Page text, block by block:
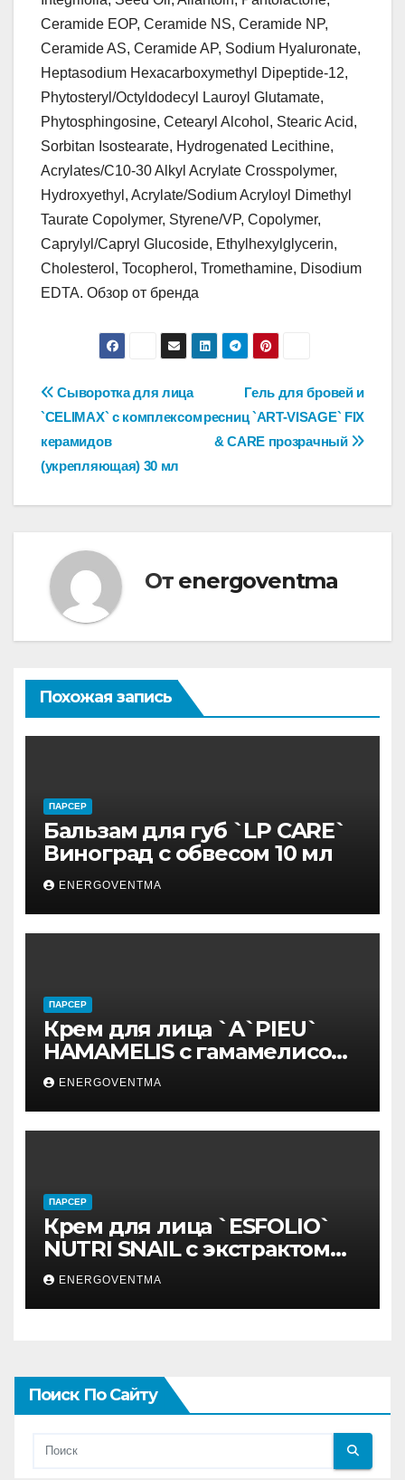
Ceramide EOP, Ceramide NS, Ceramide NP,
Ceramide AS, Ceramide AP, Sodium Hyaluronate,
Heptasodium Hexacarboxymethyl Dipeptide-12,
Phytosteryl/Octyldodecyl Lauroyl Glutamate,
Phytosphingosine, Cetearyl Alcohol, Stearic Acid,
Sorbitan Isostearate, Hydrogenated Lecithine,
Acrylates/C10-30 Alkyl Acrylate Crosspolymer,
Hydroxyethyl, Acrylate/Sodium Acryloyl Dimethyl
Taurate Copolymer, Styrene/VP, Copolymer,
Caprylyl/Capryl Glucoside, Ethylhexylglycerin,
Cholesterol, Tocopherol, Tromethamine, Disodium
EDTA. Обзор от бренда
Навигация
по
записям
Гель для бровей и
ресниц `ART-VISAGE` FIX
& CARE прозрачный
Сыворотка для лица
`CELIMAX` с комплексом
керамидов
(укрепляющая) 30 мл
От energoventma
Похожая запись
ПАРСЕР
Бальзам для губ `LP CARE`
Виноград с обвесом 10 мл
ENERGOVENTMA
ПАРСЕР
Крем для лица `A`PIEU`
HAMAMELIS с гамамелисом
50 мл
ENERGOVENTMA
ПАРСЕР
Крем для лица `ESFOLIO`
NUTRI SNAIL с экстрактом
муцина улитки 200 мл
ENERGOVENTMA
Поиск По Сайту